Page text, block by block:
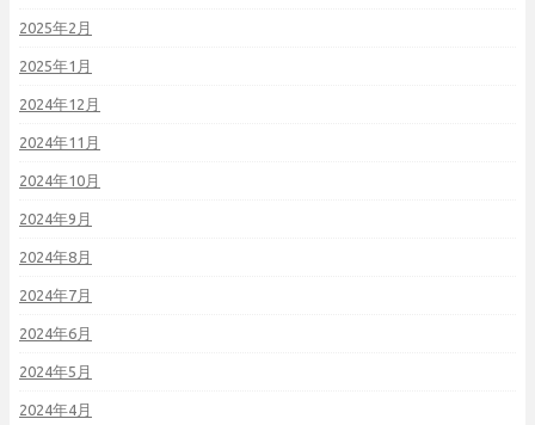
2025年2月
2025年1月
2024年12月
2024年11月
2024年10月
2024年9月
2024年8月
2024年7月
2024年6月
2024年5月
2024年4月